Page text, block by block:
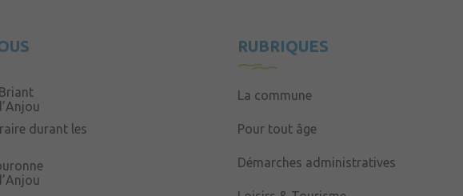
durant les
RUBRIQUES
La commune
Pour tout âge
Démarches administratives